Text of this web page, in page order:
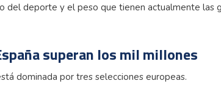
del deporte y el peso que tienen actualmente las
superan los mil millones
dominada por tres selecciones europeas.